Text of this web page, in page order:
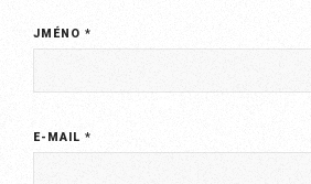
JMÉNO*
E-MAIL*